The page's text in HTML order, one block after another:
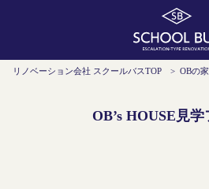
リノベーション会社 スクールバスTOP > OBの
OB’s HOUSE見